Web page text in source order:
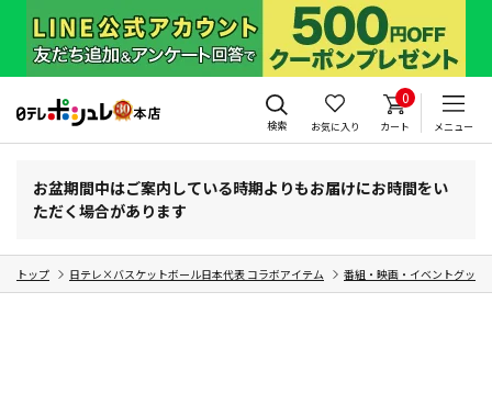
検索 お気に入り
0
カート メニュー
お盆期間中はご案内している時期よりもお届けにお時間をい
ただく場合があります
トップ 日テレ×バスケットボール日本代表 コラボアイテム 番組・映画・イベントグッズ